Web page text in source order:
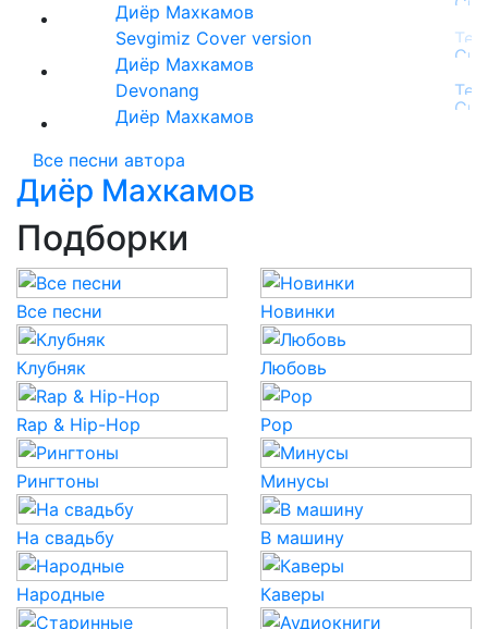
Диёр Махкамов
Sevgimiz Cover version
Диёр Махкамов
Devonang
Диёр Махкамов
Все песни автора
Диёр Махкамов
Подборки
Все песни Новинки
Клубняк Любовь
Rap & Hip-Hop Pop
Рингтоны Минусы
На свадьбу В машину
Народные Каверы